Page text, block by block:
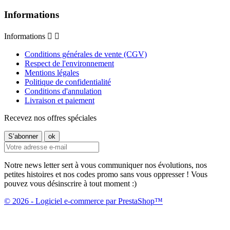
Informations
Informations  
Conditions générales de vente (CGV)
Respect de l'environnement
Mentions légales
Politique de confidentialité
Conditions d'annulation
Livraison et paiement
Recevez nos offres spéciales
Notre news letter sert à vous communiquer nos évolutions, nos
petites histoires et nos codes promo sans vous oppresser ! Vous
pouvez vous désinscrire à tout moment :)
© 2026 - Logiciel e-commerce par PrestaShop™